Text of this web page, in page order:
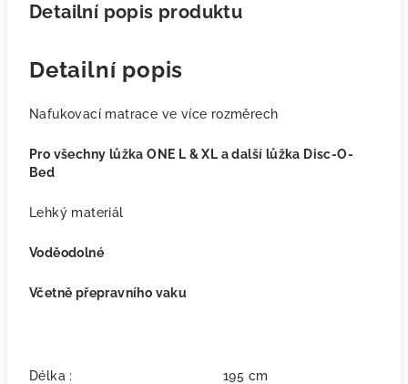
Detailní popis produktu
Detailní popis
Nafukovací matrace ve více rozměrech
Pro všechny lůžka ONE L & XL a další lůžka Disc-O-
Bed
Lehký materiál
Voděodolné
Včetně přepravního vaku
Délka :
195 cm